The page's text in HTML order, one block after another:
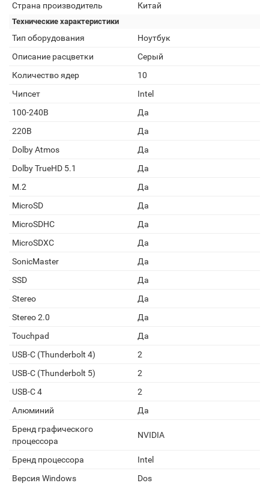
Страна производитель
Китай
Технические характеристики
Тип оборудования
Ноутбук
Описание расцветки
Серый
Количество ядер
10
Чипсет
Intel
100-240В
Да
220В
Да
Dolby Atmos
Да
Dolby TrueHD 5.1
Да
M.2
Да
MicroSD
Да
MicroSDHC
Да
MicroSDXC
Да
SonicMaster
Да
SSD
Да
Stereo
Да
Stereo 2.0
Да
Touchpad
Да
USB-C (Thunderbolt 4)
2
USB-C (Thunderbolt 5)
2
USB-C 4
2
Алюминий
Да
Бренд графического
процессора
NVIDIA
Бренд процессора
Intel
Версия Windows
Dos